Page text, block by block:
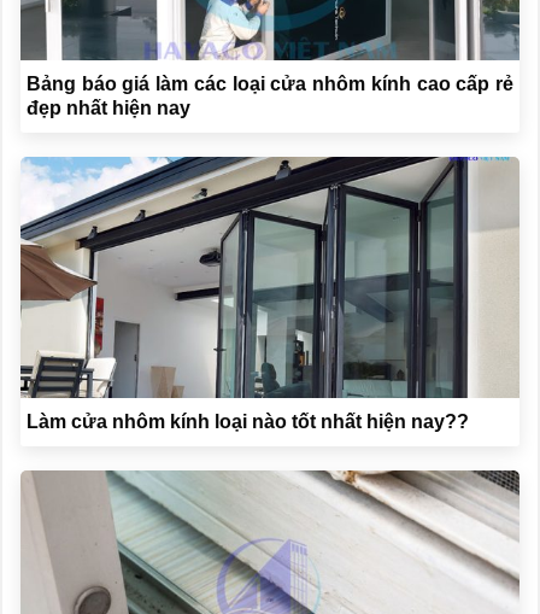
Bảng báo giá làm các loại cửa nhôm kính cao cấp rẻ
đẹp nhất hiện nay
Làm cửa nhôm kính loại nào tốt nhất hiện nay??